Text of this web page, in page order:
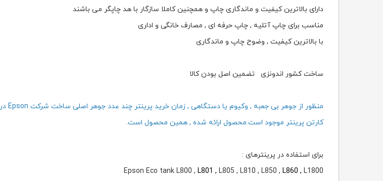
دارای بالاترین کیفیت و ماندگاری چاپ و همچنین کاملا سازگار با هد چاپگر می باشند
مناسب برای چاپ آتلیه , چاپ حرفه ای , مصارف خانگی و اداری
با بالاترین کیفیت , وضوح چاپ و ماندگاری
ساخت کشور اندونزی تضمین اصل بودن کالا
منظور از جوهر بی جعبه , وکیوم یا دستگاهی , زمان خرید پرینتر چند عدد جوهر اصلی ساخت شرکت Epson در
کارتن پرینتر موجود است.محصول ارائه شده , همین محصول است.
برای استفاده در پرینترهای :
Epson Eco tank L800 , L801 , L805 , L810 , L850 , L860 , L1800